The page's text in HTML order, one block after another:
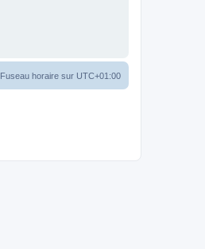
Fuseau horaire sur UTC+01:00